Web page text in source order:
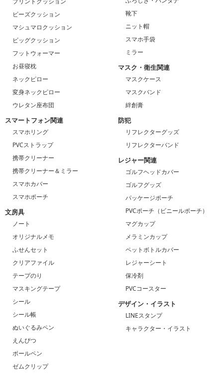
ビーズクッション
マシュマロクッション
ビッグクッション
フットウォーマー
お昼寝枕
ネックピロー
変身ネックピロー
ウレタン座布団
スマートフォン関連
スマホリング
PVCストラップ
携帯クリーナー
携帯クリーナー＆ミラー
スマホカバー
スマホポーチ
文房具
ノート
オリジナルメモ
ふせんセット
クリアファイル
テープのり
マスキングテープ
シール
シール帳
ぬいぐるみペン
えんぴつ
ボールペン
ゼムクリップ
靴下
ニット帽
スマホ手袋
ミラー
マスク・衛生関連
マスクケース
マスクバンド
絆創膏
防犯
リフレクターグッズ
リフレクターバンド
レジャー関連
ゴルフヘッドカバー
ゴルフグッズ
パッケージポーチ
PVCポーチ（ビニールポーチ）
マグカップ
メラミンカップ
ペットボトルカバー
レジャーシート
保冷剤
PVCコースター
デザイン・イラスト
LINEスタンプ
キャラクター・イラスト